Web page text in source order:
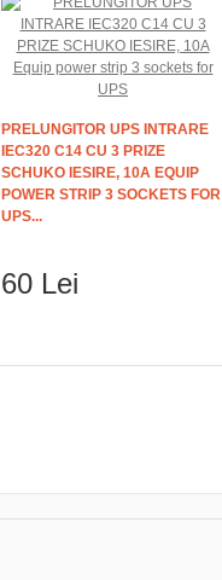
PRELUNGITOR UPS INTRARE
IEC320 C14 CU 3 PRIZE
SCHUKO IESIRE, 10A EQUIP
POWER STRIP 3 SOCKETS FOR
UPS...
60 Lei